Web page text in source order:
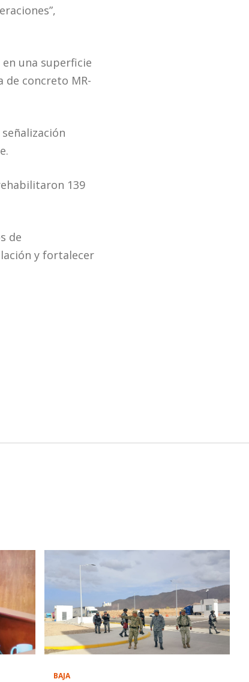
una superficie
de concreto MR-
139
de
y fortalecer
BAJA